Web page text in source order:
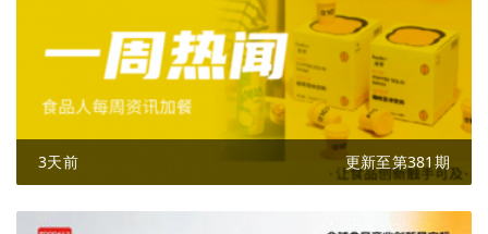
3天前 更新至第381期